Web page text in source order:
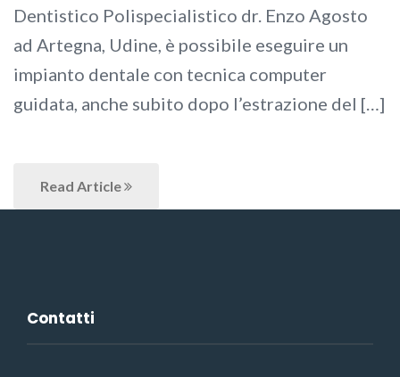
Dentistico Polispecialistico dr. Enzo Agosto
ad Artegna, Udine, è possibile eseguire un
impianto dentale con tecnica computer
guidata, anche subito dopo l’estrazione del […]
Read Article
Contatti